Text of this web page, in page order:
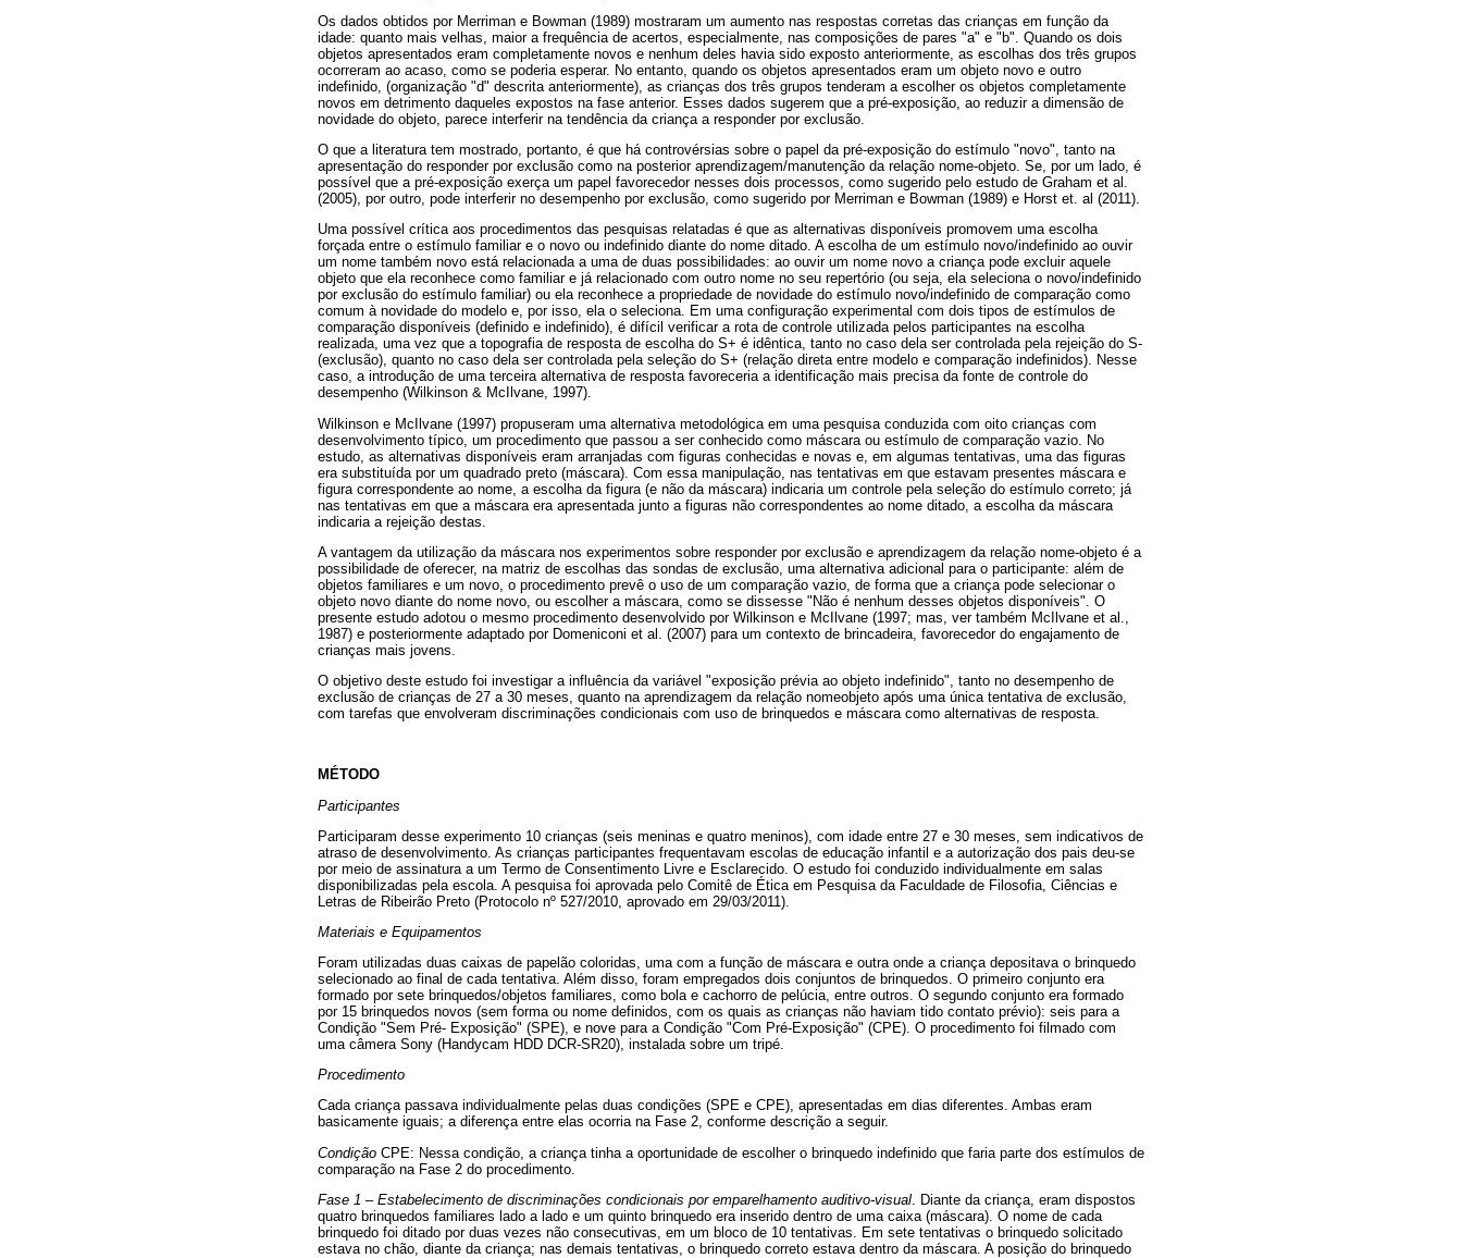
Os dados obtidos por Merriman e Bowman (1989) mostraram um aumento nas respostas corretas das crianças em função da
idade: quanto mais velhas, maior a frequência de acertos, especialmente, nas composições de pares "a" e "b". Quando os dois
objetos apresentados eram completamente novos e nenhum deles havia sido exposto anteriormente, as escolhas dos três grupos
ocorreram ao acaso, como se poderia esperar. No entanto, quando os objetos apresentados eram um objeto novo e outro
indefinido, (organização "d" descrita anteriormente), as crianças dos três grupos tenderam a escolher os objetos completamente
novos em detrimento daqueles expostos na fase anterior. Esses dados sugerem que a pré-exposição, ao reduzir a dimensão de
novidade do objeto, parece interferir na tendência da criança a responder por exclusão.
O que a literatura tem mostrado, portanto, é que há controvérsias sobre o papel da pré-exposição do estímulo "novo", tanto na
apresentação do responder por exclusão como na posterior aprendizagem/manutenção da relação nome-objeto. Se, por um lado, é
possível que a pré-exposição exerça um papel favorecedor nesses dois processos, como sugerido pelo estudo de Graham et al.
(2005), por outro, pode interferir no desempenho por exclusão, como sugerido por Merriman e Bowman (1989) e Horst et. al (2011).
Uma possível crítica aos procedimentos das pesquisas relatadas é que as alternativas disponíveis promovem uma escolha
forçada entre o estímulo familiar e o novo ou indefinido diante do nome ditado. A escolha de um estímulo novo/indefinido ao ouvir
um nome também novo está relacionada a uma de duas possibilidades: ao ouvir um nome novo a criança pode excluir aquele
objeto que ela reconhece como familiar e já relacionado com outro nome no seu repertório (ou seja, ela seleciona o novo/indefinido
por exclusão do estímulo familiar) ou ela reconhece a propriedade de novidade do estímulo novo/indefinido de comparação como
comum à novidade do modelo e, por isso, ela o seleciona. Em uma configuração experimental com dois tipos de estímulos de
comparação disponíveis (definido e indefinido), é difícil verificar a rota de controle utilizada pelos participantes na escolha
realizada, uma vez que a topografia de resposta de escolha do S+ é idêntica, tanto no caso dela ser controlada pela rejeição do S-
(exclusão), quanto no caso dela ser controlada pela seleção do S+ (relação direta entre modelo e comparação indefinidos). Nesse
caso, a introdução de uma terceira alternativa de resposta favoreceria a identificação mais precisa da fonte de controle do
desempenho (Wilkinson & McIlvane, 1997).
Wilkinson e McIlvane (1997) propuseram uma alternativa metodológica em uma pesquisa conduzida com oito crianças com
desenvolvimento típico, um procedimento que passou a ser conhecido como máscara ou estímulo de comparação vazio. No
estudo, as alternativas disponíveis eram arranjadas com figuras conhecidas e novas e, em algumas tentativas, uma das figuras
era substituída por um quadrado preto (máscara). Com essa manipulação, nas tentativas em que estavam presentes máscara e
figura correspondente ao nome, a escolha da figura (e não da máscara) indicaria um controle pela seleção do estímulo correto; já
nas tentativas em que a máscara era apresentada junto a figuras não correspondentes ao nome ditado, a escolha da máscara
indicaria a rejeição destas.
A vantagem da utilização da máscara nos experimentos sobre responder por exclusão e aprendizagem da relação nome-objeto é a
possibilidade de oferecer, na matriz de escolhas das sondas de exclusão, uma alternativa adicional para o participante: além de
objetos familiares e um novo, o procedimento prevê o uso de um comparação vazio, de forma que a criança pode selecionar o
objeto novo diante do nome novo, ou escolher a máscara, como se dissesse "Não é nenhum desses objetos disponíveis". O
presente estudo adotou o mesmo procedimento desenvolvido por Wilkinson e McIlvane (1997; mas, ver também McIlvane et al.,
1987) e posteriormente adaptado por Domeniconi et al. (2007) para um contexto de brincadeira, favorecedor do engajamento de
crianças mais jovens.
O objetivo deste estudo foi investigar a influência da variável "exposição prévia ao objeto indefinido", tanto no desempenho de
exclusão de crianças de 27 a 30 meses, quanto na aprendizagem da relação nomeobjeto após uma única tentativa de exclusão,
com tarefas que envolveram discriminações condicionais com uso de brinquedos e máscara como alternativas de resposta.
MÉTODO
Participantes
Participaram desse experimento 10 crianças (seis meninas e quatro meninos), com idade entre 27 e 30 meses, sem indicativos de
atraso de desenvolvimento. As crianças participantes frequentavam escolas de educação infantil e a autorização dos pais deu-se
por meio de assinatura a um Termo de Consentimento Livre e Esclarecido. O estudo foi conduzido individualmente em salas
disponibilizadas pela escola. A pesquisa foi aprovada pelo Comitê de Ética em Pesquisa da Faculdade de Filosofia, Ciências e
Letras de Ribeirão Preto (Protocolo nº 527/2010, aprovado em 29/03/2011).
Materiais e Equipamentos
Foram utilizadas duas caixas de papelão coloridas, uma com a função de máscara e outra onde a criança depositava o brinquedo
selecionado ao final de cada tentativa. Além disso, foram empregados dois conjuntos de brinquedos. O primeiro conjunto era
formado por sete brinquedos/objetos familiares, como bola e cachorro de pelúcia, entre outros. O segundo conjunto era formado
por 15 brinquedos novos (sem forma ou nome definidos, com os quais as crianças não haviam tido contato prévio): seis para a
Condição "Sem Pré- Exposição" (SPE), e nove para a Condição "Com Pré-Exposição" (CPE). O procedimento foi filmado com
uma câmera Sony (Handycam HDD DCR-SR20), instalada sobre um tripé.
Procedimento
Cada criança passava individualmente pelas duas condições (SPE e CPE), apresentadas em dias diferentes. Ambas eram
basicamente iguais; a diferença entre elas ocorria na Fase 2, conforme descrição a seguir.
Condição CPE: Nessa condição, a criança tinha a oportunidade de escolher o brinquedo indefinido que faria parte dos estímulos de
comparação na Fase 2 do procedimento.
Fase 1 – Estabelecimento de discriminações condicionais por emparelhamento auditivo-visual . Diante da criança, eram dispostos
quatro brinquedos familiares lado a lado e um quinto brinquedo era inserido dentro de uma caixa (máscara). O nome de cada
brinquedo foi ditado por duas vezes não consecutivas, em um bloco de 10 tentativas. Em sete tentativas o brinquedo solicitado
estava no chão, diante da criança; nas demais tentativas, o brinquedo correto estava dentro da máscara. A posição do brinquedo